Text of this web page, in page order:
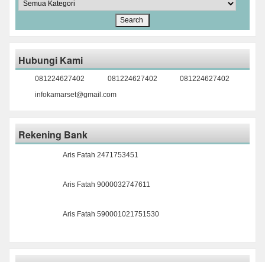
Hubungi Kami
081224627402 081224627402
081224627402
infokamarset@gmail.com
Rekening Bank
Aris Fatah 2471753451
Aris Fatah 9000032747611
Aris Fatah 590001021751530